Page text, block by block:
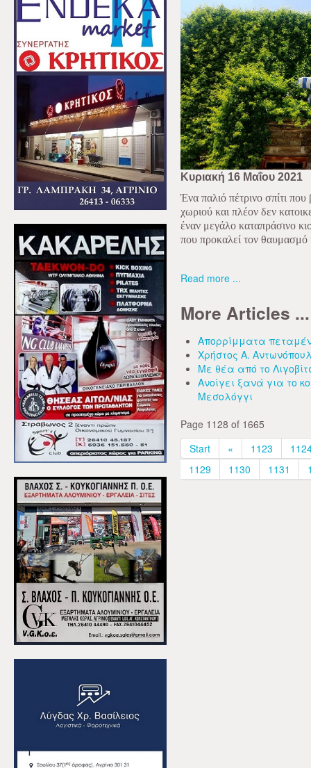
Κυριακή 16 Μαΐου 2021
Ένα παλιό πέτρινο σπίτι
χωριού και πλέον δεν
έναν μεγάλο καταπράσινο
που προκαλεί τον θαυμασμό
Read more ...
More Articles ...
Απορρίμματα
Χρήστος Α.
Με θέα από το
Ανοίγει ξανά για το
Μεσολόγγι
Page 1128 of 1665
Start
« 1123
1129
1130 1131